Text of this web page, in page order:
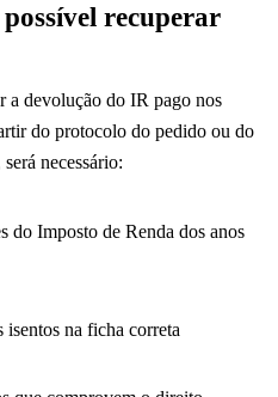
recuperar
a devolução do IR pago nos
do protocolo do pedido ou do
necessário:
do Imposto de Renda dos anos
isentos na ficha correta